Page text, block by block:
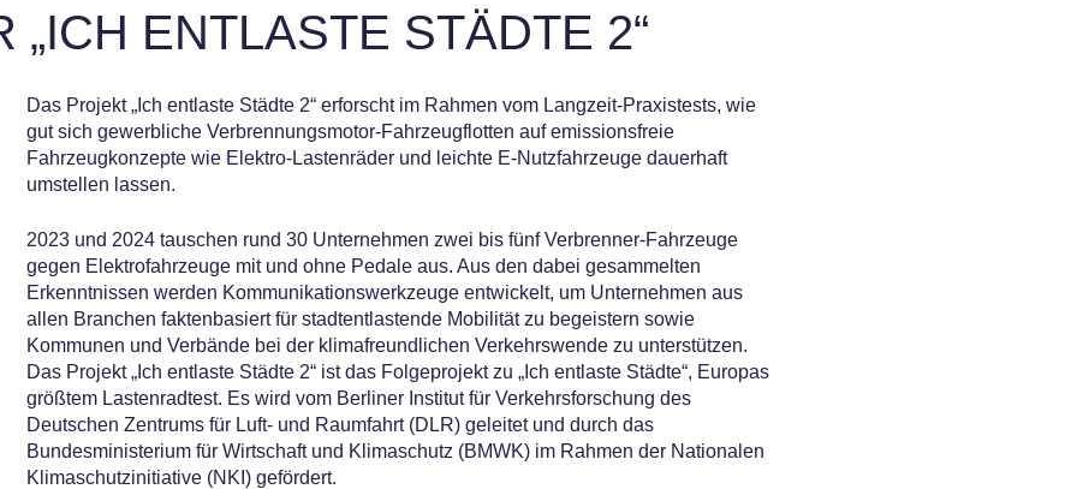
„ICH ENTLASTE STÄDTE 2“
Das Projekt „Ich entlaste Städte 2“ erforscht im Rahmen vom Langzeit-Praxistests, wie
gut sich gewerbliche Verbrennungsmotor-Fahrzeugflotten auf emissionsfreie
Fahrzeugkonzepte wie Elektro-Lastenräder und leichte E-Nutzfahrzeuge dauerhaft
umstellen lassen.
2023 und 2024 tauschen rund 30 Unternehmen zwei bis fünf Verbrenner-Fahrzeuge
gegen Elektrofahrzeuge mit und ohne Pedale aus. Aus den dabei gesammelten
Erkenntnissen werden Kommunikationswerkzeuge entwickelt, um Unternehmen aus
allen Branchen faktenbasiert für stadtentlastende Mobilität zu begeistern sowie
Kommunen und Verbände bei der klimafreundlichen Verkehrswende zu unterstützen.
Das Projekt „Ich entlaste Städte 2“ ist das Folgeprojekt zu „Ich entlaste Städte“, Europas
größtem Lastenradtest. Es wird vom Berliner Institut für Verkehrsforschung des
Deutschen Zentrums für Luft- und Raumfahrt (DLR) geleitet und durch das
Bundesministerium für Wirtschaft und Klimaschutz (BMWK) im Rahmen der Nationalen
Klimaschutzinitiative (NKI) gefördert.